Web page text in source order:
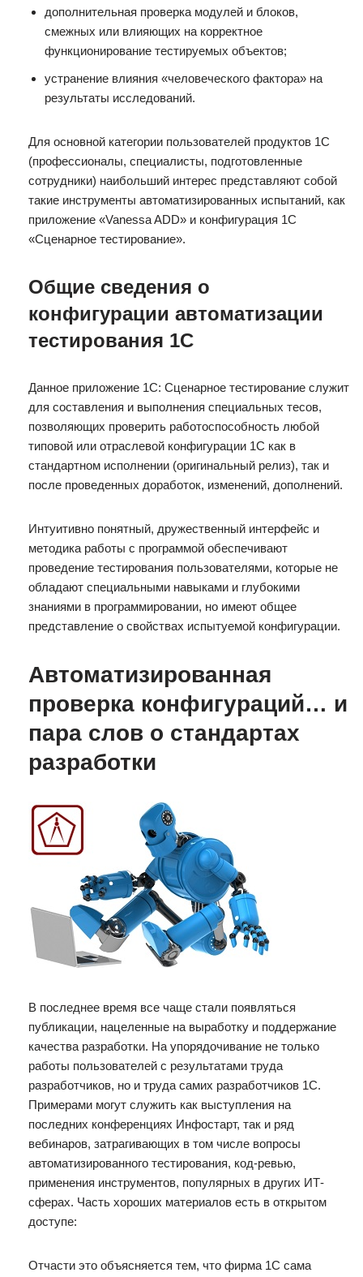
дополнительная проверка модулей и блоков,
смежных или влияющих на корректное
функционирование тестируемых объектов;
устранение влияния «человеческого фактора» на
результаты исследований.
Для основной категории пользователей продуктов 1С
(профессионалы, специалисты, подготовленные
сотрудники) наибольший интерес представляют собой
такие инструменты автоматизированных испытаний, как
приложение «Vanessa ADD» и конфигурация 1С
«Сценарное тестирование».
Общие сведения о
конфигурации автоматизации
тестирования 1С
Данное приложение 1С: Сценарное тестирование служит
для составления и выполнения специальных тесов,
позволяющих проверить работоспособность любой
типовой или отраслевой конфигурации 1С как в
стандартном исполнении (оригинальный релиз), так и
после проведенных доработок, изменений, дополнений.
Интуитивно понятный, дружественный интерфейс и
методика работы с программой обеспечивают
проведение тестирования пользователями, которые не
обладают специальными навыками и глубокими
знаниями в программировании, но имеют общее
представление о свойствах испытуемой конфигурации.
Автоматизированная
проверка конфигураций… и
пара слов о стандартах
разработки
В последнее время все чаще стали появляться
публикации, нацеленные на выработку и поддержание
качества разработки. На упорядочивание не только
работы пользователей с результатами труда
разработчиков, но и труда самих разработчиков 1С.
Примерами могут служить как выступления на
последних конференциях Инфостарт, так и ряд
вебинаров, затрагивающих в том числе вопросы
автоматизированного тестирования, код-ревью,
применения инструментов, популярных в других ИТ-
сферах. Часть хороших материалов есть в открытом
доступе:
Отчасти это объясняется тем, что фирма 1С сама